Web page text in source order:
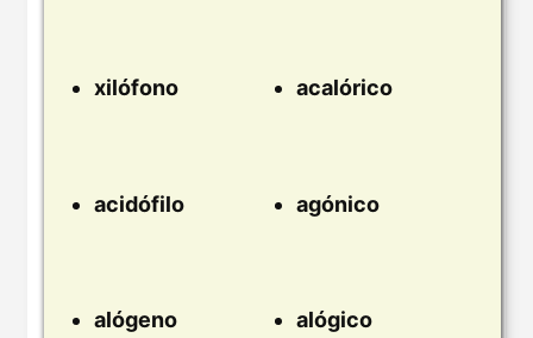
xilófono acalórico
acidófilo agónico
alógeno alógico